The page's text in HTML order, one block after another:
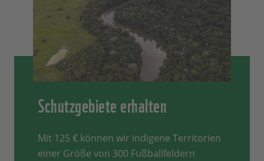
Schutzgebiete erhalten
Mit 125 € können wir indigene Territorien
einer Größe von 300 Fußballfeldern